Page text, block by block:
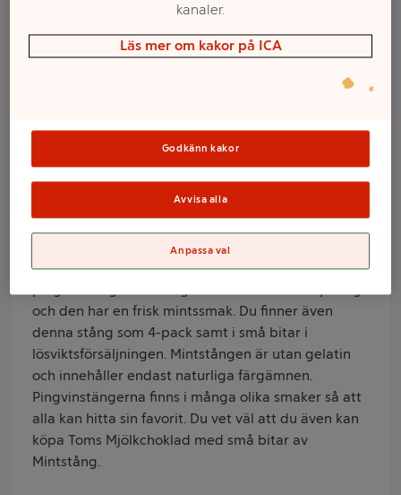
Pingvinstång Mint
Produktinformation
Information från leverantör
En av Toms populära stänger, vardagligt kallad
och den har en frisk mintssmak. Du finner även
denna stång som 4-pack samt i små bitar i
lösviktsförsäljningen. Mintstången är utan gelatin
och innehåller endast naturliga färgämnen.
Pingvinstängerna finns i många olika smaker så att
alla kan hitta sin favorit. Du vet väl att du även kan
köpa Toms Mjölkchoklad med små bitar av
Mintstång.
kanaler.
Läs mer om kakor på ICA
Godkänn kakor
Avvisa alla
Anpassa val